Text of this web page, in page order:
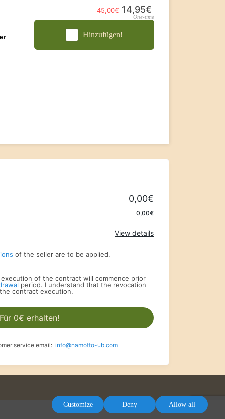
45,00€ 14,95€
One-time
Hinzufügen!
0,00€
0,00€
View details
of the seller are to be applied.
of the contract will commence prior
period. I understand that the revocation
contract execution.
Für 0€ erhalten!
service email: info@namotto-ub.com
Customize Deny Allow all